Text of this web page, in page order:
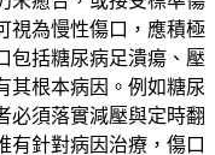
視為慢性傷口，應積極
包括糖尿病足潰瘍、壓
其根本病因。例如糖尿
必須落實減壓與定時翻
有針對病因治療，傷口